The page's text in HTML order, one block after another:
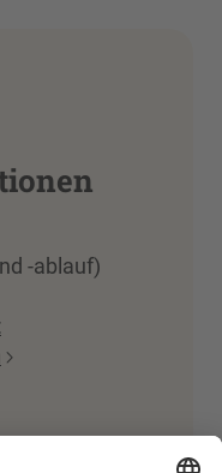
-ablauf)